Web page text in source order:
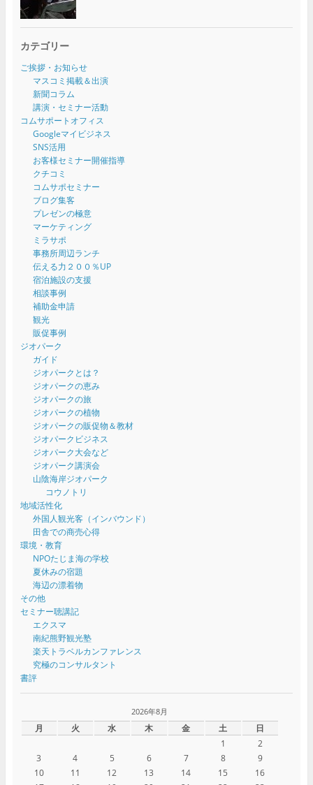
カテゴリー
ご挨拶・お知らせ
マスコミ掲載＆出演
新聞コラム
講演・セミナー活動
コムサポートオフィス
Googleマイビジネス
SNS活用
お客様セミナー開催指導
クチコミ
コムサポセミナー
ブログ集客
プレゼンの極意
マーケティング
ミラサポ
事務所周辺ランチ
伝える力２００％UP
宿泊施設の支援
相談事例
補助金申請
観光
販促事例
ジオパーク
ガイド
ジオパークとは？
ジオパークの恵み
ジオパークの旅
ジオパークの植物
ジオパークの販促物＆教材
ジオパークビジネス
ジオパーク大会など
ジオパーク講演会
山陰海岸ジオパーク
コウノトリ
地域活性化
外国人観光客（インバウンド）
田舎での商売心得
環境・教育
NPOたじま海の学校
夏休みの宿題
海辺の漂着物
その他
セミナー聴講記
エクスマ
南紀熊野観光塾
楽天トラベルカンファレンス
究極のコンサルタント
書評
2026年8月
月 火 水 木 金 土
日
1
2
3
4 5 6 7 8
9
10
11 12 13 14 15
16